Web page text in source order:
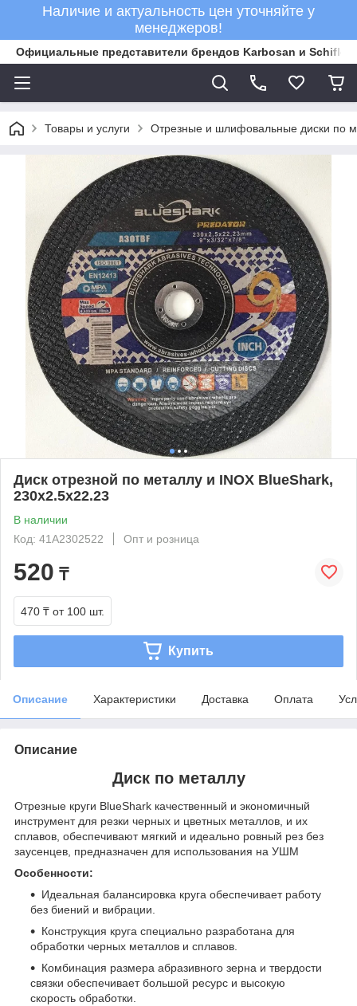
Наличие и актуальность цен уточняйте у
менеджеров!
Официальные представители брендов Karbosan и Schifler
Товары и услуги Отрезные и шлифовальные диски по
Диск отрезной по металлу и INOX BlueShark,
230x2.5x22.23
В наличии
Код: 41A2302522
Опт и розница
520 ₸
470 ₸ от 100 шт.
Купить
Описание Характеристики Доставка Оплата
Описание
Диск по металлу
Отрезные круги BlueShark качественный и экономичный
инструмент для резки черных и цветных металлов, и их
сплавов, обеспечивают мягкий и идеально ровный рез без
заусенцев, предназначен для использования на УШМ
Особенности:
Идеальная балансировка круга обеспечивает работу
без биений и вибрации.
Конструкция круга специально разработана для
обработки черных металлов и сплавов.
Комбинация размера абразивного зерна и твердости
связки обеспечивает большой ресурс и высокую
скорость обработки.